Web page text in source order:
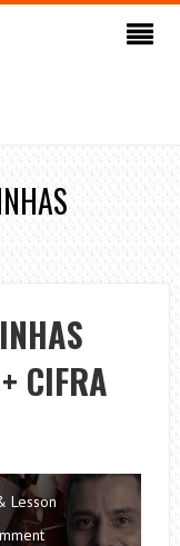
CIFRA
Lesson